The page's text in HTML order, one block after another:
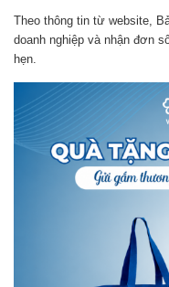
Theo thông tin từ website,
doanh nghiệp và nhận đơn
hẹn.